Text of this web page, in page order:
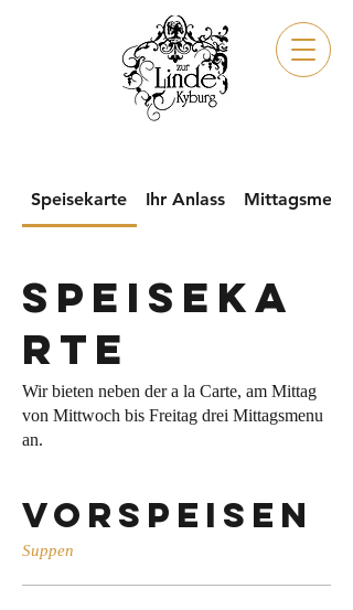
Speisekarte Ihr Anlass Mittagsmenu
Speiseka
rte
Wir bieten neben der a la Carte, am Mittag
von Mittwoch bis Freitag drei Mittagsmenu
an.
Vorspeisen
Suppen